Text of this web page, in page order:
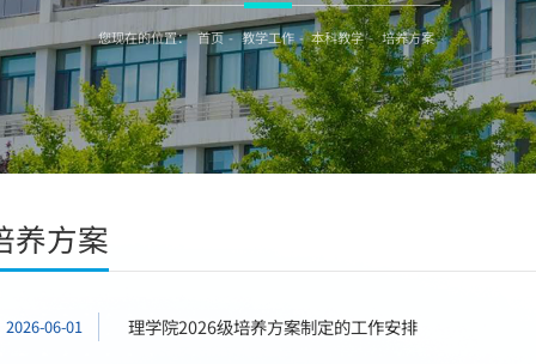
您现在的位置：首页 - 教学工作 - 本科教学 - 培养方案
养方案
2026-06-01 理学院2026级培养方案制定的工作安排